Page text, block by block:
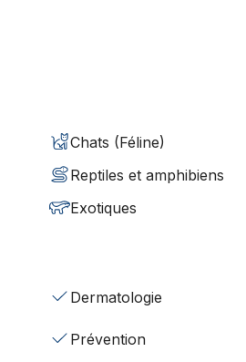
Chats (Féline)
Reptiles et amphibiens
Exotiques
Dermatologie
Prévention